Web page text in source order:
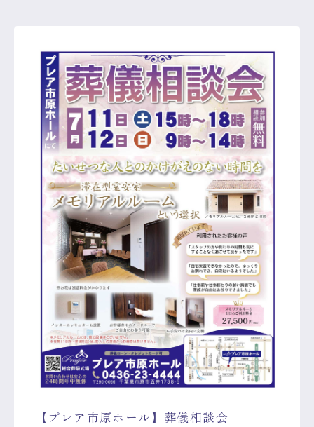
【プレア市原ホール】葬儀相談会